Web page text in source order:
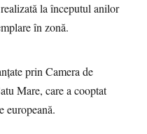
la începutul anilor
în zonă.
prin Camera de
Mare, care a cooptat
europeană.